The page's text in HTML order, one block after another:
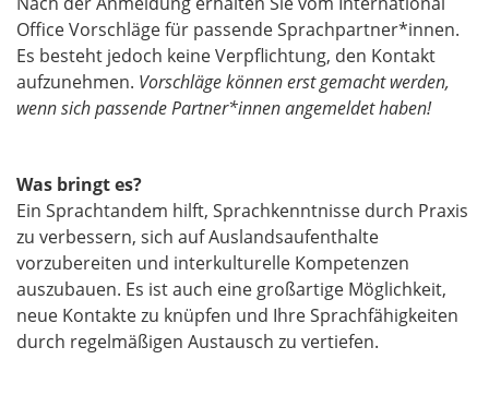
Office Vorschläge für passende Sprachpartner*innen.
Es besteht jedoch keine Verpflichtung, den Kontakt
aufzunehmen. Vorschläge können erst gemacht werden,
wenn sich passende Partner*innen angemeldet haben!
Was bringt es?
Ein Sprachtandem hilft, Sprachkenntnisse durch Praxis
zu verbessern, sich auf Auslandsaufenthalte
vorzubereiten und interkulturelle Kompetenzen
auszubauen. Es ist auch eine großartige Möglichkeit,
neue Kontakte zu knüpfen und Ihre Sprachfähigkeiten
durch regelmäßigen Austausch zu vertiefen.